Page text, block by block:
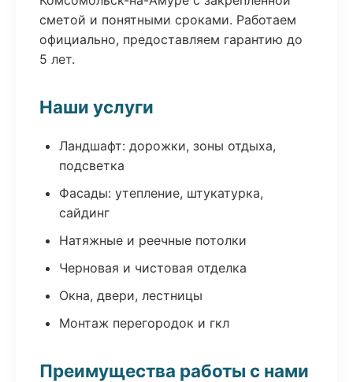
сметой и понятными сроками. Работаем
официально, предоставляем гарантию до
5 лет.
Наши услуги
Ландшафт: дорожки, зоны отдыха,
подсветка
Фасады: утепление, штукатурка,
сайдинг
Натяжные и реечные потолки
Черновая и чистовая отделка
Окна, двери, лестницы
Монтаж перегородок и гкл
Преимущества работы с нами